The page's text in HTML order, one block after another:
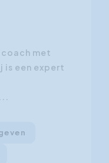
met
is een expert